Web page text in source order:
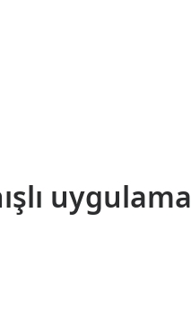
uygulama